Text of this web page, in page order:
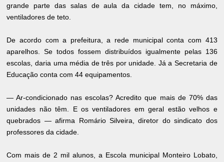
grande parte das salas de aula da cidade tem, no máximo,
ventiladores de teto.
De acordo com a prefeitura, a rede municipal conta com 413
aparelhos. Se todos fossem distribuídos igualmente pelas 136
escolas, daria uma média de três por unidade. Já a Secretaria de
Educação conta com 44 equipamentos.
— Ar-condicionado nas escolas? Acredito que mais de 70% das
unidades não têm. E os ventiladores em geral estão velhos e
quebrados — afirma Romário Silveira, diretor do sindicato dos
professores da cidade.
Com mais de 2 mil alunos, a Escola municipal Monteiro Lobato,